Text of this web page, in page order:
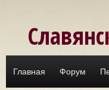
Главная Форум